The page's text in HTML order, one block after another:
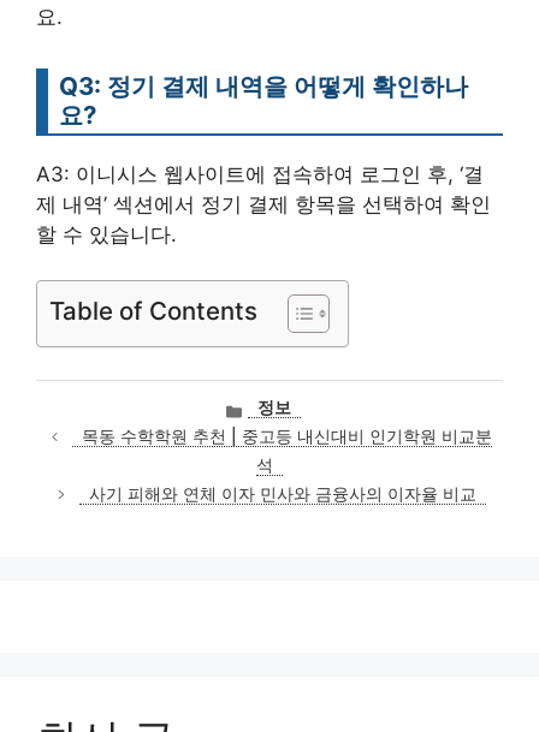
요.
Q3: 정기 결제 내역을 어떻게 확인하나
요?
A3: 이니시스 웹사이트에 접속하여 로그인 후, ‘결
제 내역’ 섹션에서 정기 결제 항목을 선택하여 확인
할 수 있습니다.
Table of Contents
카
테
고
리
정보
목동 수학학원 추천 | 중고등 내신대비 인기학원 비교분
석
사기 피해와 연체 이자 민사와 금융사의 이자율 비교